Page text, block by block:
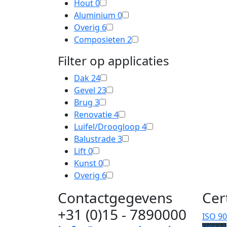
Hout0
Aluminium 0
Overig 6
Composieten 2
Filter op applicaties
Dak24
Gevel 23
Brug 3
Renovatie4
Luifel/Droogloop 4
Balustrade3
Lift0
Kunst0
Overig 6
Contactgegevens
+31 (0)15 - 7890000
ISO